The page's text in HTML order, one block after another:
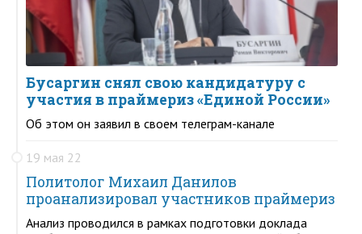
Бусаргин снял свою кандидатуру с
участия в праймериз «Единой России»
Об этом он заявил в своем телеграм-канале
19 мая 22
Политолог Михаил Данилов
проанализировал участников праймериз
Анализ проводился в рамках подготовки доклада